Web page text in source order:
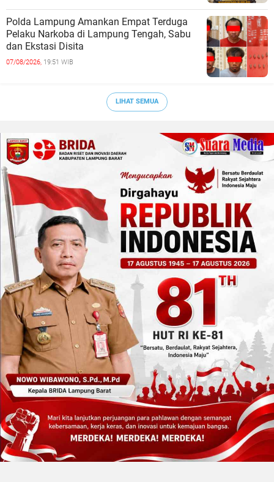
Polda Lampung Amankan Empat Terduga
Pelaku Narkoba di Lampung Tengah, Sabu
dan Ekstasi Disita
07/08/2026, 19:51 WIB
LIHAT SEMUA